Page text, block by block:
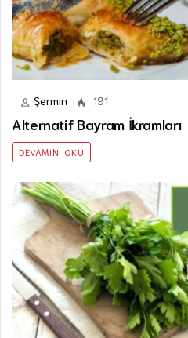
Şermin 191
Alternatif Bayram İkramları
DEVAMINI OKU